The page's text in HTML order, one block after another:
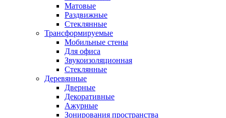
Матовые
Раздвижные
Стеклянные
Трансформируемые
Мобильные стены
Для офиса
Звукоизоляционная
Стеклянные
Деревянные
Дверные
Декоративные
Ажурные
Зонирования пространства